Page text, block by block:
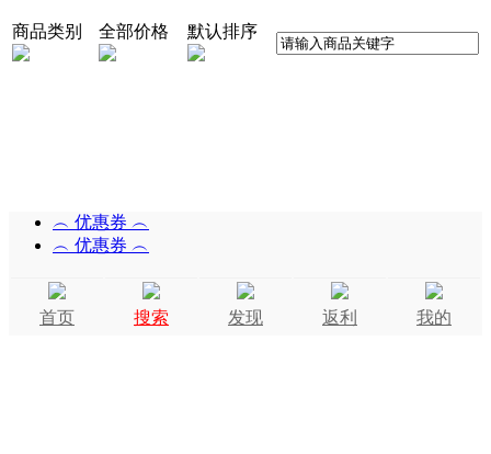
商品类别 全部价格 默认排序
︵ 优惠券 ︵
︵ 优惠券 ︵
首页 搜索 发现 返利 我的